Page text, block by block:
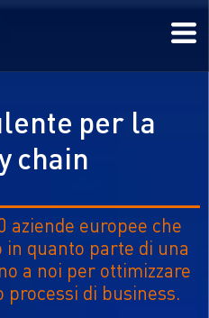
lente per la
chain
aziende europee che
in quanto parte di una
a noi per ottimizzare
processi di business.